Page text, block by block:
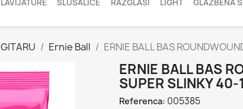
SLUŠALICE RAZGLASI LIGHT GLAZBENA
Ernie Ball ERNIE BALL BAS
ERNIE BALL BAS
SUPER SLINKY 40-
Referenca: 005385